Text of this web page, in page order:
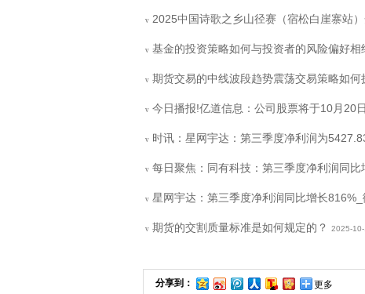
v 2025中国诗歌之乡山径赛（宿松白崖寨站
v 基金的投资策略如何与投资者的风险偏好相
v 期货交易的中线波段趋势震荡交易策略如何
v 今日播报!亿道信息：公司股票将于10月20
v 时讯：星网宇达：第三季度净利润为
v 每日聚焦：同有科技：第三季度净利润同比
v 星网宇达：第三季度净利润同比增长816%_
v 期货的交割质量标准是如何规定的？ 2025-10-
分享到： 更多